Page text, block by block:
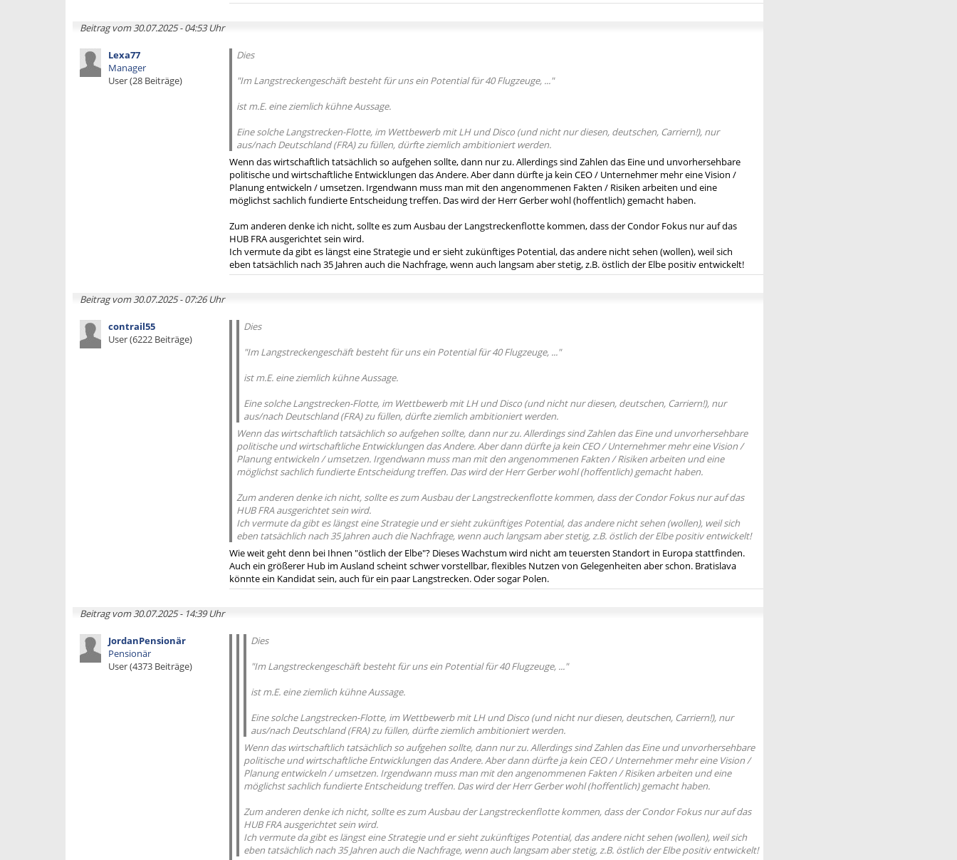
Beitrag vom 30.07.2025 - 04:53 Uhr
Lexa77
Manager
User (28 Beiträge)
Dies
"Im Langstreckengeschäft besteht für uns ein Po­tential für 40 Flugzeuge, ..."
ist m.E. eine ziemlich kühne Aussage.
Eine solche Langstrecken-Flotte, im Wettbewerb mit LH und Disco (und nicht nur diesen, deutschen, Carriern!), nur
aus/nach Deutschland (FRA) zu füllen, dürfte ziemlich ambitioniert werden.
Wenn das wirtschaftlich tatsächlich so aufgehen sollte, dann nur zu. Allerdings sind Zahlen das Eine und unvorhersehbare
politische und wirtschaftliche Entwicklungen das Andere. Aber dann dürfte ja kein CEO / Unternehmer mehr eine Vision /
Planung entwickeln / umsetzen. Irgendwann muss man mit den angenommenen Fakten / Risiken arbeiten und eine
möglichst sachlich fundierte Entscheidung treffen. Das wird der Herr Gerber wohl (hoffentlich) gemacht haben.
Zum anderen denke ich nicht, sollte es zum Ausbau der Langstreckenflotte kommen, dass der Condor Fokus nur auf das
HUB FRA ausgerichtet sein wird.
Ich vermute da gibt es längst eine Strategie und er sieht zukünftiges Potential, das andere nicht sehen (wollen), weil sich
eben tatsächlich nach 35 Jahren auch die Nachfrage, wenn auch langsam aber stetig, z.B. östlich der Elbe positiv entwickelt!
Beitrag vom 30.07.2025 - 07:26 Uhr
contrail55
User (6222 Beiträge)
Dies
"Im Langstreckengeschäft besteht für uns ein Po­tential für 40 Flugzeuge, ..."
ist m.E. eine ziemlich kühne Aussage.
Eine solche Langstrecken-Flotte, im Wettbewerb mit LH und Disco (und nicht nur diesen, deutschen, Carriern!), nur
aus/nach Deutschland (FRA) zu füllen, dürfte ziemlich ambitioniert werden.
Wenn das wirtschaftlich tatsächlich so aufgehen sollte, dann nur zu. Allerdings sind Zahlen das Eine und unvorhersehbare
politische und wirtschaftliche Entwicklungen das Andere. Aber dann dürfte ja kein CEO / Unternehmer mehr eine Vision /
Planung entwickeln / umsetzen. Irgendwann muss man mit den angenommenen Fakten / Risiken arbeiten und eine
möglichst sachlich fundierte Entscheidung treffen. Das wird der Herr Gerber wohl (hoffentlich) gemacht haben.
Zum anderen denke ich nicht, sollte es zum Ausbau der Langstreckenflotte kommen, dass der Condor Fokus nur auf das
HUB FRA ausgerichtet sein wird.
Ich vermute da gibt es längst eine Strategie und er sieht zukünftiges Potential, das andere nicht sehen (wollen), weil sich
eben tatsächlich nach 35 Jahren auch die Nachfrage, wenn auch langsam aber stetig, z.B. östlich der Elbe positiv entwickelt!
Wie weit geht denn bei Ihnen "östlich der Elbe"? Dieses Wachstum wird nicht am teuersten Standort in Europa stattfinden.
Auch ein größerer Hub im Ausland scheint schwer vorstellbar, flexibles Nutzen von Gelegenheiten aber schon. Bratislava
könnte ein Kandidat sein, auch für ein paar Langstrecken. Oder sogar Polen.
Beitrag vom 30.07.2025 - 14:39 Uhr
JordanPensionär
Pensionär
User (4373 Beiträge)
Dies
"Im Langstreckengeschäft besteht für uns ein Po­tential für 40 Flugzeuge, ..."
ist m.E. eine ziemlich kühne Aussage.
Eine solche Langstrecken-Flotte, im Wettbewerb mit LH und Disco (und nicht nur diesen, deutschen, Carriern!), nur
aus/nach Deutschland (FRA) zu füllen, dürfte ziemlich ambitioniert werden.
Wenn das wirtschaftlich tatsächlich so aufgehen sollte, dann nur zu. Allerdings sind Zahlen das Eine und unvorhersehbare
politische und wirtschaftliche Entwicklungen das Andere. Aber dann dürfte ja kein CEO / Unternehmer mehr eine Vision /
Planung entwickeln / umsetzen. Irgendwann muss man mit den angenommenen Fakten / Risiken arbeiten und eine
möglichst sachlich fundierte Entscheidung treffen. Das wird der Herr Gerber wohl (hoffentlich) gemacht haben.
Zum anderen denke ich nicht, sollte es zum Ausbau der Langstreckenflotte kommen, dass der Condor Fokus nur auf das
HUB FRA ausgerichtet sein wird.
Ich vermute da gibt es längst eine Strategie und er sieht zukünftiges Potential, das andere nicht sehen (wollen), weil sich
eben tatsächlich nach 35 Jahren auch die Nachfrage, wenn auch langsam aber stetig, z.B. östlich der Elbe positiv entwickelt!